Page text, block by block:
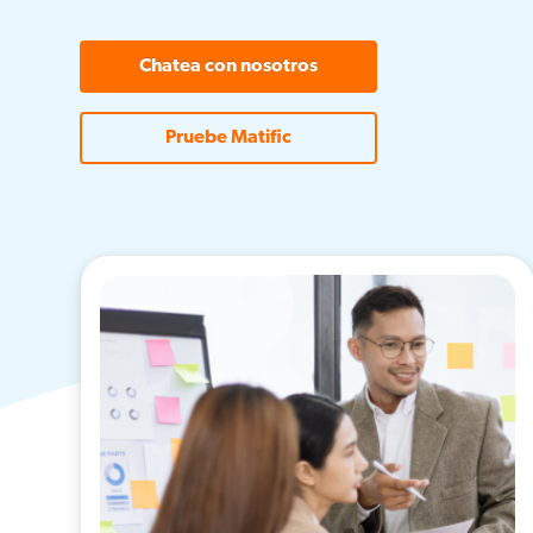
Chatea con nosotros
Pruebe Matific